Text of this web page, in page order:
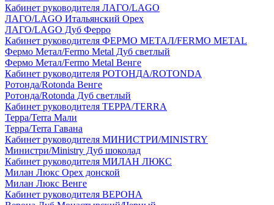
Кабинет руководителя ЛАГО/LAGO
ЛАГО/LAGO Итальянский Орех
ЛАГО/LAGO Дуб Ферро
Кабинет руководителя ФЕРМО МЕТАЛ/FERMO METAL
Фермо Метал/Fermo Metal Дуб светлый
Фермо Метал/Fermo Metal Венге
Кабинет руководителя РОТОНДА/ROTONDA
Ротонда/Rotonda Венге
Ротонда/Rotonda Дуб светлый
Кабинет руководителя ТЕРРА/TERRA
Терра/Terra Мали
Терра/Terra Гавана
Кабинет руководителя МИНИСТРИ/MINISTRY
Министри/Ministry Дуб шоколад
Кабинет руководителя МИЛАН ЛЮКС
Милан Люкс Орех донской
Милан Люкс Венге
Кабинет руководителя ВЕРОНА